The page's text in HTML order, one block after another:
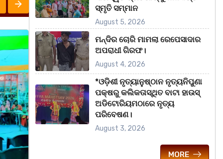
ରାଜ୍ୟ
ସ୍ମୃତି ସମ୍ମାନ
August 5, 2026
ମନ୍ଦିର ଚୋରି ମାମଲା ରେପେସାଦାର
ଅପରାଧୀ ଗିରଫ।
August 4, 2026
*ଓଡ଼ିଶୀ ନୃତ୍ୟାନୁଷ୍ଠାନ ନୃତ୍ୟନିପୁଣା
ପକ୍ଷରୁ କଲିକତାସ୍ଥିତ ବାଟା ହାଉସ୍
ଅଡିଟୋରିୟମଠାରେ ନୃତ୍ୟ
ପରିବେଷଣ।
August 3, 2026
MORE